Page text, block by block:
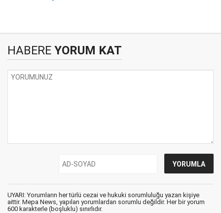
HABERE YORUM KAT
UYARI: Yorumların her türlü cezai ve hukuki sorumluluğu yazan kişiye
aittir. Mepa News, yapılan yorumlardan sorumlu değildir. Her bir yorum
600 karakterle (boşluklu) sınırlıdır.